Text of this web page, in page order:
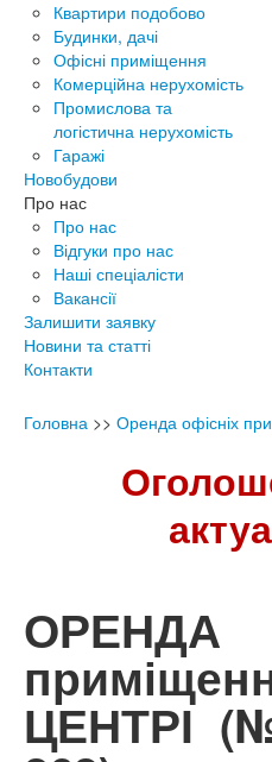
Квартири подобово
Будинки, дачі
Офісні приміщення
Комерційна нерухомість
Промислова та
логістична нерухомість
Гаражі
Новобудови
Про нас
Про нас
Відгуки про нас
Наші спеціалісти
Вакансії
Залишити заявку
Новини та статті
Контакти
Головна >> Оренда офісніх
ОРЕНДА
ЦЕНТРІ